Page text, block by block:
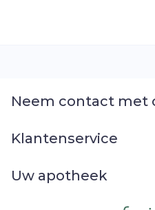
Neem contact met
Klantenservice
Uw apotheek